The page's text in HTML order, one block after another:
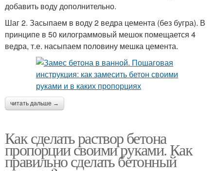
добавить воду дополнительно.
Шаг 2. Засыпаем в воду 2 ведра цемента (без бугра). В
принципе в 50 килограммовый мешок помещается 4
ведра, т.е. насыпаем половину мешка цемента.
читать дальше →
Как сделать раствор бетона
пропорции своими руками. Как
правильно сделать бетонный